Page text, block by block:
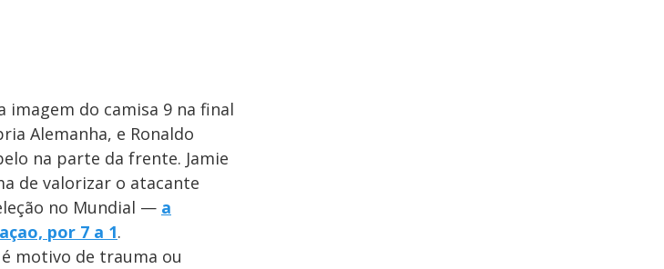
imagem do camisa 9 na final
Alemanha, e Ronaldo
na parte da frente. Jamie
de valorizar o atacante
no Mundial — a
por 7 a 1.
motivo de trauma ou